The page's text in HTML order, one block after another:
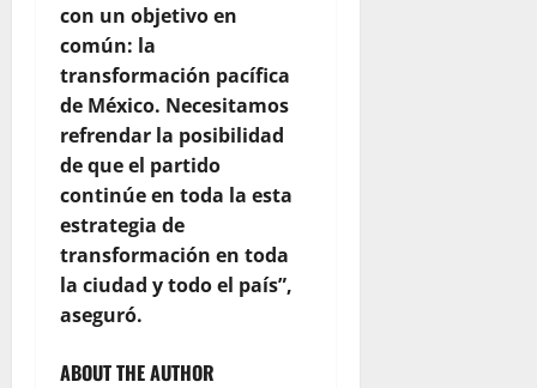
con un objetivo en
común: la
transformación pacífica
de México. Necesitamos
refrendar la posibilidad
de que el partido
continúe en toda la esta
estrategia de
transformación en toda
la ciudad y todo el país”,
aseguró.
ABOUT THE AUTHOR